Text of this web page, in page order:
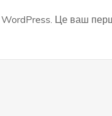
Це ваш